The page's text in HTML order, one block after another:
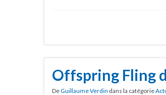
Offspring Fling
DeGuillaume Verdin dans la catégorie